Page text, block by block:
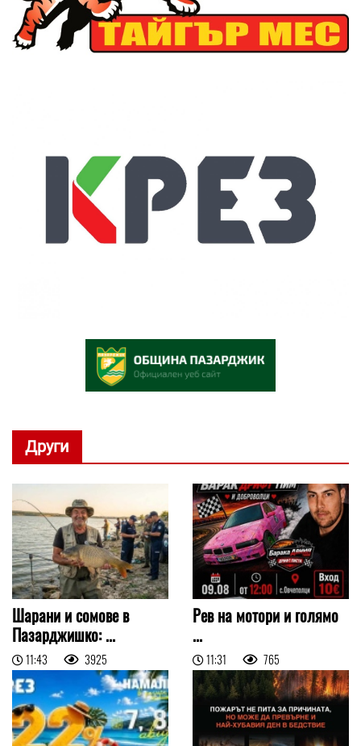
Други
Шарани и сомове в
Пазарджишко: ...
11:43 3925
Рев на мотори и голямо
...
11:31 765